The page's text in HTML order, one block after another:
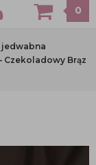
0
jedwabna
Czekoladowy Brąz